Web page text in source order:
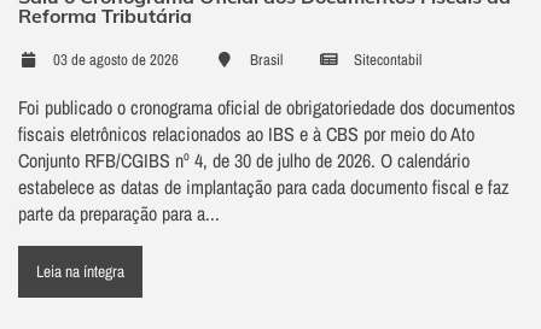
Reforma Tributária
03 de agosto de 2026 Brasil Sitecontabil
Foi publicado o cronograma oficial de obrigatoriedade dos documentos
fiscais eletrônicos relacionados ao IBS e à CBS por meio do Ato
Conjunto RFB/CGIBS nº 4, de 30 de julho de 2026. O calendário
estabelece as datas de implantação para cada documento fiscal e faz
parte da preparação para a...
Leia na íntegra